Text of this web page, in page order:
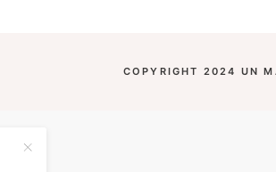
COPYRIGHT 2024 UN